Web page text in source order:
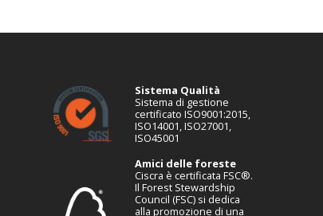
Sistema Qualità
Sistema di gestione
certificato ISO9001:2015,
ISO14001, ISO27001,
ISO45001
Amici delle foreste
Ciscra è certificata FSC®.
Il Forest Stewardship
Council (FSC) si dedica
alla promozione di una